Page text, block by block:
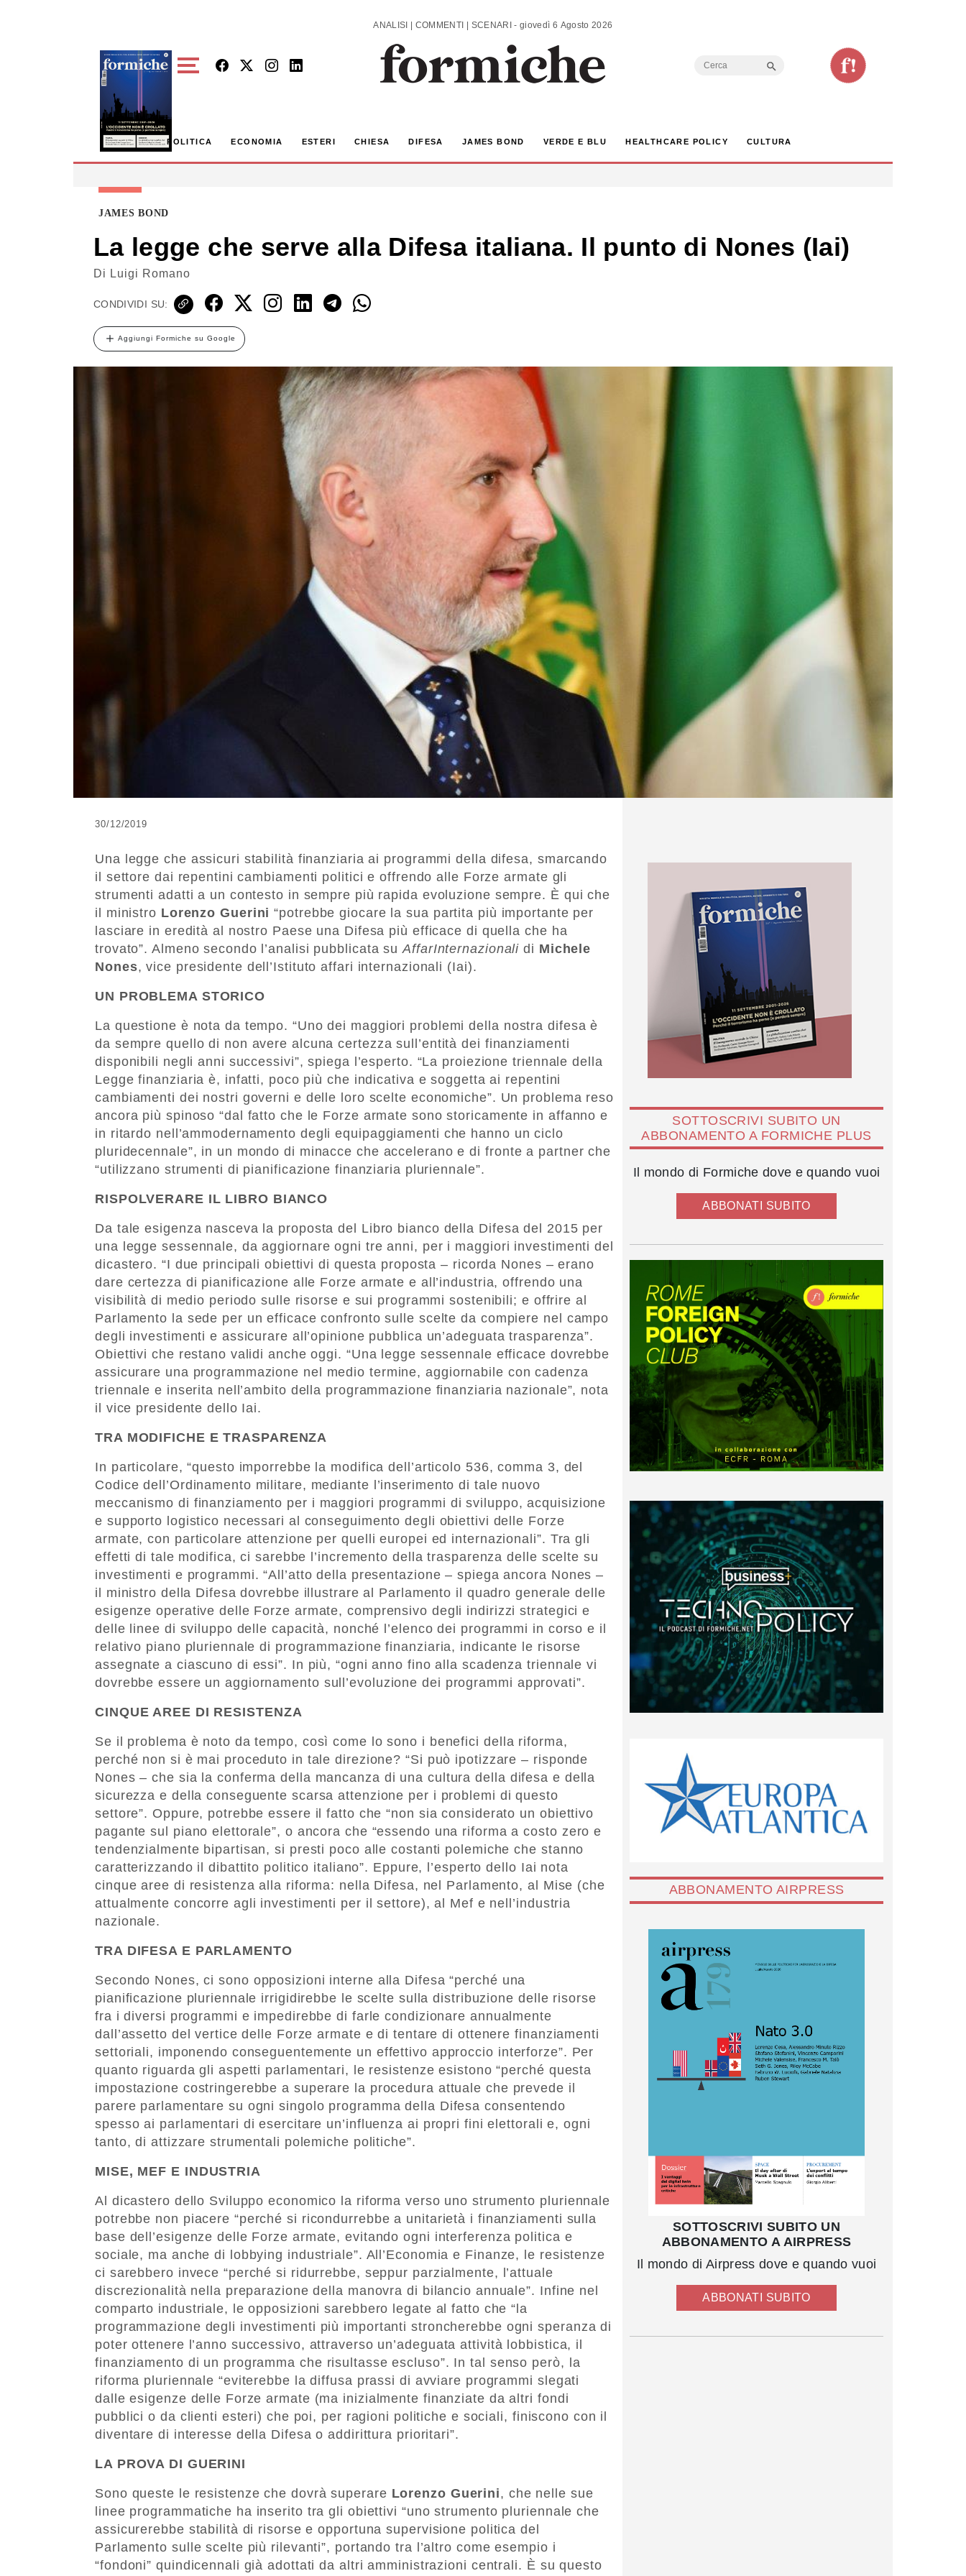
ANALISI | COMMENTI | SCENARI - giovedì 6 Agosto 2026
Search
POLITICA ECONOMIA ESTERI CHIESA DIFESA JAMES BOND VERDE E BLU HEALTHCARE POLICY CULTURA
JAMES BOND
La legge che serve alla Difesa italiana. Il punto di Nones (Iai)
Di Luigi Romano
CONDIVIDI SU:
Aggiungi Formiche su Google
30/12/2019
Una legge che assicuri stabilità finanziaria ai programmi della difesa, smarcando
il settore dai repentini cambiamenti politici e offrendo alle Forze armate gli
strumenti adatti a un contesto in sempre più rapida evoluzione sempre. È qui che
il ministro Lorenzo Guerini “potrebbe giocare la sua partita più importante per
lasciare in eredità al nostro Paese una Difesa più efficace di quella che ha
trovato”. Almeno secondo l’analisi pubblicata suAffarInternazionali di Michele
Nones, vice presidente dell’Istituto affari internazionali (Iai).
UN PROBLEMA STORICO
La questione è nota da tempo. “Uno dei maggiori problemi della nostra difesa è
da sempre quello di non avere alcuna certezza sull’entità dei finanziamenti
disponibili negli anni successivi”, spiega l’esperto. “La proiezione triennale della
Legge finanziaria è, infatti, poco più che indicativa e soggetta ai repentini
cambiamenti dei nostri governi e delle loro scelte economiche”. Un problema reso
ancora più spinoso “dal fatto che le Forze armate sono storicamente in affanno e
in ritardo nell’ammodernamento degli equipaggiamenti che hanno un ciclo
pluridecennale”, in un mondo di minacce che accelerano e di fronte a partner che
“utilizzano strumenti di pianificazione finanziaria pluriennale”.
RISPOLVERARE IL LIBRO BIANCO
Da tale esigenza nasceva la proposta del Libro bianco della Difesa del 2015 per
una legge sessennale, da aggiornare ogni tre anni, per i maggiori investimenti del
dicastero. “I due principali obiettivi di questa proposta – ricorda Nones – erano
dare certezza di pianificazione alle Forze armate e all’industria, offrendo una
visibilità di medio periodo sulle risorse e sui programmi sostenibili; e offrire al
Parlamento la sede per un efficace confronto sulle scelte da compiere nel campo
degli investimenti e assicurare all’opinione pubblica un’adeguata trasparenza”.
Obiettivi che restano validi anche oggi. “Una legge sessennale efficace dovrebbe
assicurare una programmazione nel medio termine, aggiornabile con cadenza
triennale e inserita nell’ambito della programmazione finanziaria nazionale”, nota
il vice presidente dello Iai.
TRA MODIFICHE E TRASPARENZA
In particolare, “questo imporrebbe la modifica dell’articolo 536, comma 3, del
Codice dell’Ordinamento militare, mediante l’inserimento di tale nuovo
meccanismo di finanziamento per i maggiori programmi di sviluppo, acquisizione
e supporto logistico necessari al conseguimento degli obiettivi delle Forze
armate, con particolare attenzione per quelli europei ed internazionali”. Tra gli
effetti di tale modifica, ci sarebbe l’incremento della trasparenza delle scelte su
investimenti e programmi. “All’atto della presentazione – spiega ancora Nones –
il ministro della Difesa dovrebbe illustrare al Parlamento il quadro generale delle
esigenze operative delle Forze armate, comprensivo degli indirizzi strategici e
delle linee di sviluppo delle capacità, nonché l’elenco dei programmi in corso e il
relativo piano pluriennale di programmazione finanziaria, indicante le risorse
assegnate a ciascuno di essi”. In più, “ogni anno fino alla scadenza triennale vi
dovrebbe essere un aggiornamento sull’evoluzione dei programmi approvati”.
CINQUE AREE DI RESISTENZA
Se il problema è noto da tempo, così come lo sono i benefici della riforma,
perché non si è mai proceduto in tale direzione? “Si può ipotizzare – risponde
Nones – che sia la conferma della mancanza di una cultura della difesa e della
sicurezza e della conseguente scarsa attenzione per i problemi di questo
settore”. Oppure, potrebbe essere il fatto che “non sia considerato un obiettivo
pagante sul piano elettorale”, o ancora che “essendo una riforma a costo zero e
tendenzialmente bipartisan, si presti poco alle costanti polemiche che stanno
caratterizzando il dibattito politico italiano”. Eppure, l’esperto dello Iai nota
cinque aree di resistenza alla riforma: nella Difesa, nel Parlamento, al Mise (che
attualmente concorre agli investimenti per il settore), al Mef e nell’industria
nazionale.
TRA DIFESA E PARLAMENTO
Secondo Nones, ci sono opposizioni interne alla Difesa “perché una
pianificazione pluriennale irrigidirebbe le scelte sulla distribuzione delle risorse
fra i diversi programmi e impedirebbe di farle condizionare annualmente
dall’assetto del vertice delle Forze armate e di tentare di ottenere finanziamenti
settoriali, imponendo conseguentemente un effettivo approccio interforze”. Per
quanto riguarda gli aspetti parlamentari, le resistenze esistono “perché questa
impostazione costringerebbe a superare la procedura attuale che prevede il
parere parlamentare su ogni singolo programma della Difesa consentendo
spesso ai parlamentari di esercitare un’influenza ai propri fini elettorali e, ogni
tanto, di attizzare strumentali polemiche politiche”.
MISE, MEF E INDUSTRIA
Al dicastero dello Sviluppo economico la riforma verso uno strumento pluriennale
potrebbe non piacere “perché si ricondurrebbe a unitarietà i finanziamenti sulla
base dell’esigenze delle Forze armate, evitando ogni interferenza politica e
sociale, ma anche di lobbying industriale”. All’Economia e Finanze, le resistenze
ci sarebbero invece “perché si ridurrebbe, seppur parzialmente, l’attuale
discrezionalità nella preparazione della manovra di bilancio annuale”. Infine nel
comparto industriale, le opposizioni sarebbero legate al fatto che “la
programmazione degli investimenti più importanti stroncherebbe ogni speranza di
poter ottenere l’anno successivo, attraverso un’adeguata attività lobbistica, il
finanziamento di un programma che risultasse escluso”. In tal senso però, la
riforma pluriennale “eviterebbe la diffusa prassi di avviare programmi slegati
dalle esigenze delle Forze armate (ma inizialmente finanziate da altri fondi
pubblici o da clienti esteri) che poi, per ragioni politiche e sociali, finiscono con il
diventare di interesse della Difesa o addirittura prioritari”.
LA PROVA DI GUERINI
Sono queste le resistenze che dovrà superare Lorenzo Guerini, che nelle sue
linee programmatiche ha inserito tra gli obiettivi “uno strumento pluriennale che
assicurerebbe stabilità di risorse e opportuna supervisione politica del
Parlamento sulle scelte più rilevanti”, portando tra l’altro come esempio i
“fondoni” quindicennali già adottati da altri amministrazioni centrali. È su questo
SOTTOSCRIVI SUBITO UN
ABBONAMENTO A FORMICHE PLUS
Il mondo di Formiche dove e quando vuoi
ABBONATI SUBITO
ABBONAMENTO AIRPRESS
SOTTOSCRIVI SUBITO UN
ABBONAMENTO A AIRPRESS
Il mondo di Airpress dove e quando vuoi
ABBONATI SUBITO